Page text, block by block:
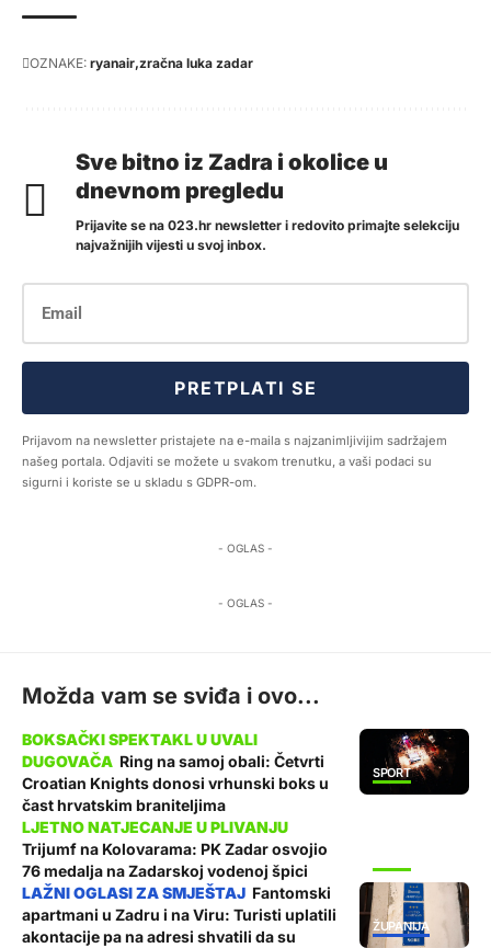
OZNAKE: ryanair zračna luka zadar
Sve bitno iz Zadra i okolice u
dnevnom pregledu
Prijavite se na 023.hr newsletter i redovito primajte selekciju
najvažnijih vijesti u svoj inbox.
PRETPLATI SE
Prijavom na newsletter pristajete na e-maila s najzanimljivijim sadržajem
našeg portala. Odjaviti se možete u svakom trenutku, a vaši podaci su
sigurni i koriste se u skladu s GDPR-om.
- OGLAS -
- OGLAS -
Možda vam se sviđa i ovo...
SPORT
Ring na samoj obali: Četvrti
Croatian Knights donosi vrhunski boks u
čast hrvatskim braniteljima
Trijumf na Kolovarama: PK Zadar osvojio
76 medalja na Zadarskoj vodenoj špici
ŽUPANIJA
Fantomski
apartmani u Zadru i na Viru: Turisti uplatili
akontacije pa na adresi shvatili da su